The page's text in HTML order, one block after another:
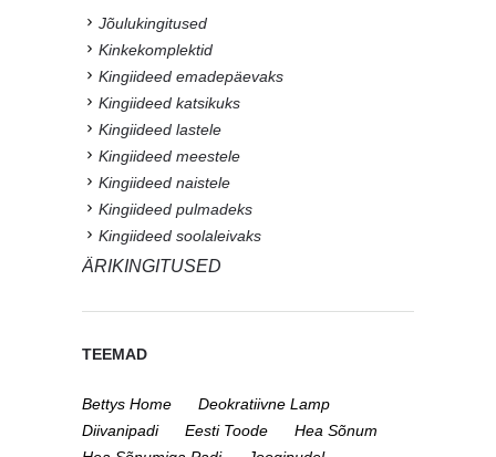
Jõulukingitused
Kinkekomplektid
Kingiideed emadepäevaks
Kingiideed katsikuks
Kingiideed lastele
Kingiideed meestele
Kingiideed naistele
Kingiideed pulmadeks
Kingiideed soolaleivaks
ÄRIKINGITUSED
TEEMAD
Bettys Home
Deokratiivne Lamp
Diivanipadi
Eesti Toode
Hea Sõnum